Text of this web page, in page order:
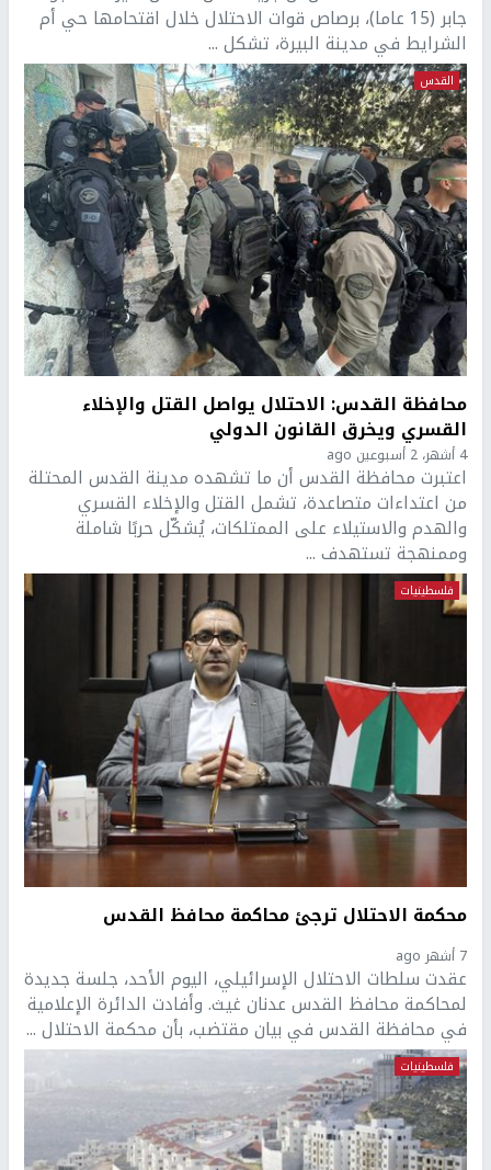
جابر (15 عاما)، برصاص قوات الاحتلال خلال اقتحامها حي أم
الشرايط في مدينة البيرة، تشكل ...
القدس
محافظة القدس: الاحتلال يواصل القتل والإخلاء
القسري ويخرق القانون الدولي
4 أشهر، 2 أسبوعين ago
اعتبرت محافظة القدس أن ما تشهده مدينة القدس المحتلة
من اعتداءات متصاعدة، تشمل القتل والإخلاء القسري
والهدم والاستيلاء على الممتلكات، يُشكّل حربًا شاملة
وممنهجة تستهدف ...
فلسطينيات
محكمة الاحتلال ترجئ محاكمة محافظ القدس
7 أشهر ago
عقدت سلطات الاحتلال الإسرائيلي، اليوم الأحد، جلسة جديدة
لمحاكمة محافظ القدس عدنان غيث. وأفادت الدائرة الإعلامية
في محافظة القدس في بيان مقتضب، بأن محكمة الاحتلال ...
فلسطينيات